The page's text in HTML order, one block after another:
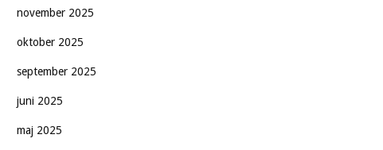
november 2025
oktober 2025
september 2025
juni 2025
maj 2025